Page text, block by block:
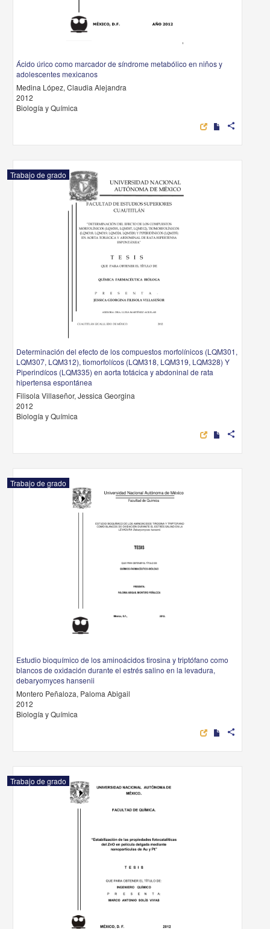
Ácido úrico como marcador de síndrome metabólico en niños y
adolescentes mexicanos
Medina López, Claudia Alejandra
2012
Biología y Química
share
Trabajo de grado
Determinación del efecto de los compuestos morfolínicos (LQM301,
LQM307, LQM312), tiomorfolícos (LQM318, LQM319, LQM328) Y
Piperindícos (LQM335) en aorta totácica y abdoninal de rata
hipertensa espontánea
Filisola Villaseñor, Jessica Georgina
2012
Biología y Química
share
Trabajo de grado
Estudio bioquímico de los aminoácidos tirosina y triptófano como
blancos de oxidación durante el estrés salino en la levadura,
debaryomyces hansenii
Montero Peñaloza, Paloma Abigail
2012
Biología y Química
share
Trabajo de grado